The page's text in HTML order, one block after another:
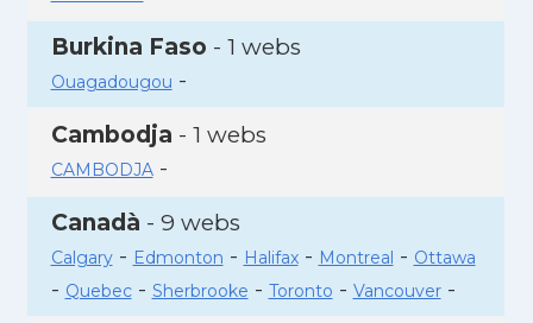
Burkina Faso - 1 webs
Ouagadougou -
Cambodja - 1 webs
CAMBODJA-
Canadà - 9 webs
Calgary- Edmonton - Halifax- Montreal - Ottawa
- Quebec- Sherbrooke - Toronto - Vancouver-